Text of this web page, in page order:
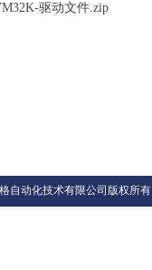
驱动文件.zip
自动化技术有限公司版权所有